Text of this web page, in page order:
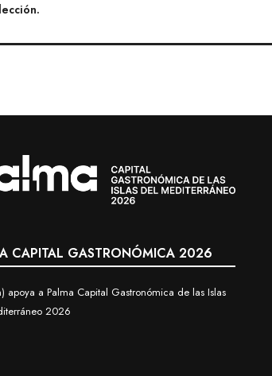
CAPITAL GASTRONÓMICA 2026
apoya a Palma Capital Gastronómica de las Islas
2026